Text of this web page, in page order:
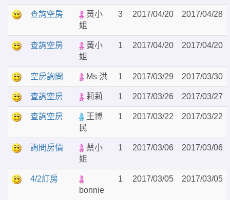
查詢空房
黃小
姐
3 2017/04/20 2017/04/28
查詢空房
黃小
姐
1 2017/04/20 2017/04/20
空房詢問 Ms 洪 1 2017/03/29 2017/03/30
查詢空房 莉莉 1 2017/03/26 2017/03/27
查詢空房
王博
民
1 2017/03/22 2017/03/22
詢問房價
蔡小
姐
1 2017/03/06 2017/03/06
4/2訂房
bonnie
1 2017/03/05 2017/03/05